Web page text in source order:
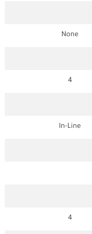
None
4
In-Line
4